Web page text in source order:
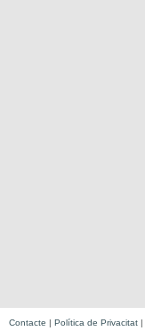
Contacte | Política de Privacitat |